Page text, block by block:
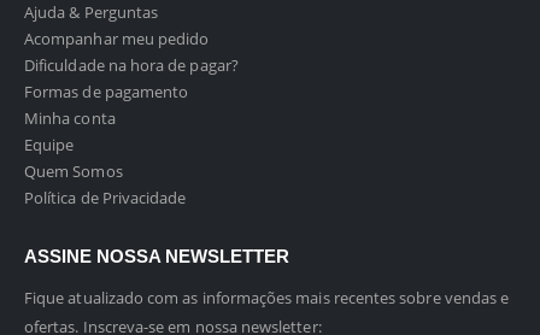
Ajuda & Perguntas
Acompanhar meu pedido
Dificuldade na hora de pagar?
Formas de pagamento
Minha conta
Equipe
Quem Somos
Política de Privacidade
ASSINE NOSSA NEWSLETTER
Fique atualizado com as informações mais recentes sobre vendas e
ofertas. Inscreva-se em nossa newsletter: